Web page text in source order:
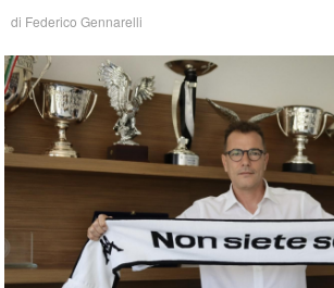
di Federico Gennarelli